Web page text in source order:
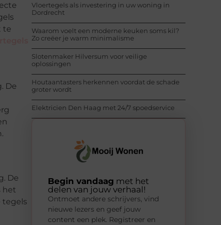
te
De
De
het
tegels
Vloertegels als investering in uw woning in
Dordrecht
Waarom voelt een moderne keuken soms kil?
Zo creëer je warm minimalisme
Slotenmaker Hilversum voor veilige
oplossingen
Houtaantasters herkennen voordat de schade
groter wordt
Elektricien Den Haag met 24/7 spoedservice
Begin vandaag met het
delen van jouw verhaal!
Ontmoet andere schrijvers, vind
nieuwe lezers en geef jouw
content een plek. Registreer en